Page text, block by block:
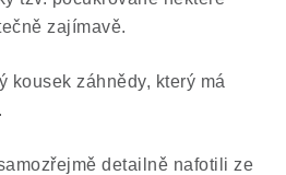
zajímavě.
kousek záhnědy, který má
detailně nafotili ze